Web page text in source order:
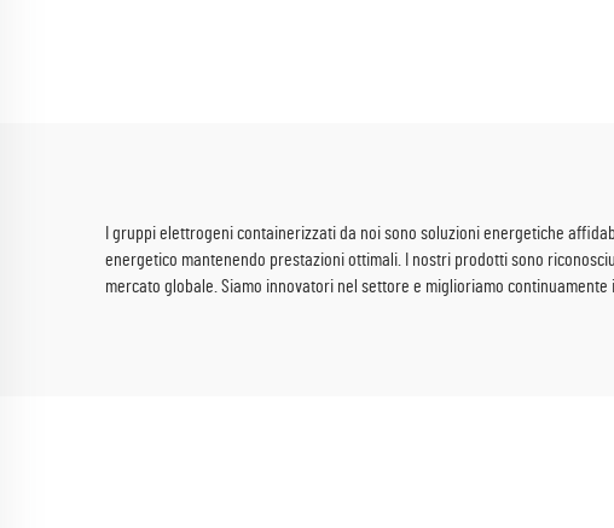
I gruppi elettrogeni containerizzati da noi sono soluzioni energetiche
energetico mantenendo prestazioni ottimali. I nostri prodotti sono
mercato globale. Siamo innovatori nel settore e miglioriamo